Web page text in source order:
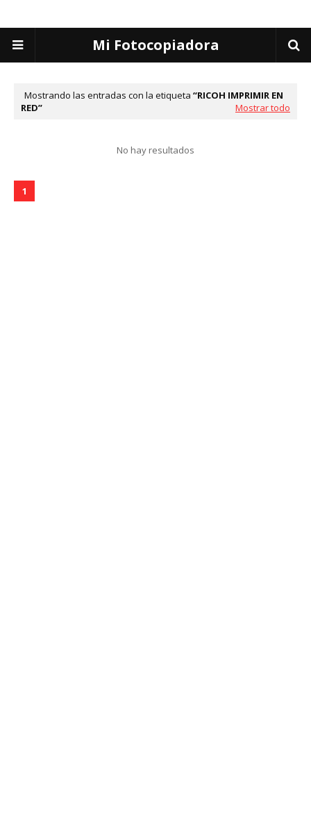
Mi Fotocopiadora
Mostrando las entradas con la etiqueta
RICOH IMPRIMIR EN
RED
Mostrar todo
No hay resultados
1